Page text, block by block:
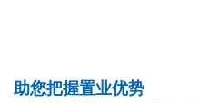
助您把握置业优势